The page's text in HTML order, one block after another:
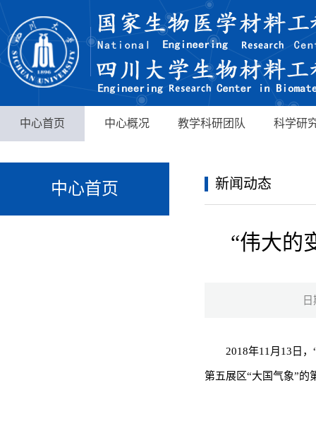
中心首页 中心概况 教学科研团队 科学研
中心首页 新闻动态
“伟大的
2018年11月13日
第五展区“大国气象”的